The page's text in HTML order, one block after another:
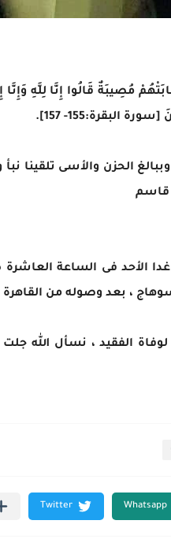
البقرة:155- 157].
الحزن والأسى تلقينا
قاسم
الأحد فى الساعة العاشرة
، بعد وصوله من القاهرة
الفقيد ، نسأل الله